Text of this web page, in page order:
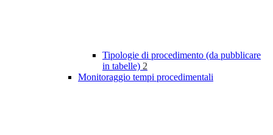
Tipologie di procedimento (da pubblicare
in tabelle) 2
Monitoraggio tempi procedimentali